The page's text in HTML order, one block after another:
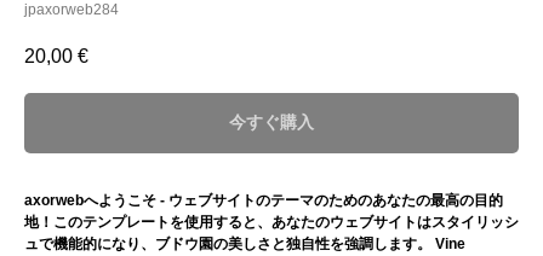
jpaxorweb284
20,00 €
今すぐ購入
axorwebへようこそ - ウェブサイトのテーマのためのあなたの最高の目的
地！このテンプレートを使用すると、あなたのウェブサイトはスタイリッシ
ュで機能的になり、ブドウ園の美しさと独自性を強調します。 Vine